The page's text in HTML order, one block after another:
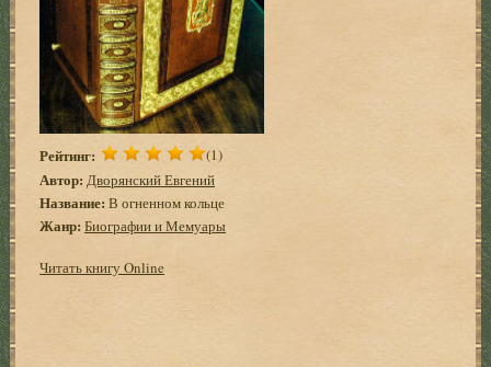
Рейтинг: (1)
Автор: Дворянский Евгений
Название: В огненном кольце
Жанр: Биографии и Мемуары
Читать книгу Online